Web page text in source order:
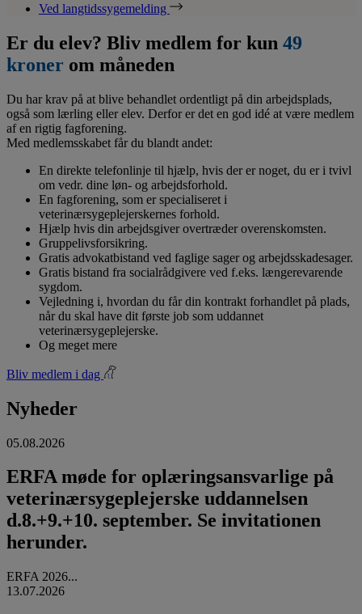
Ved langtidssygemelding
Er du elev? Bliv medlem for kun 49
kroner om måneden
Du har krav på at blive behandlet ordentligt på din arbejdsplads,
også som lærling eller elev. Derfor er det en god idé at være medlem
af en rigtig fagforening.
Med medlemsskabet får du blandt andet:
En direkte telefonlinje til hjælp, hvis der er noget, du er i tvivl
om vedr. dine løn- og arbejdsforhold.
En fagforening, som er specialiseret i
veterinærsygeplejerskernes forhold.
Hjælp hvis din arbejdsgiver overtræder overenskomsten.
Gruppelivsforsikring.
Gratis advokatbistand ved faglige sager og arbejdsskadesager.
Gratis bistand fra socialrådgivere ved f.eks. længerevarende
sygdom.
Vejledning i, hvordan du får din kontrakt forhandlet på plads,
når du skal have dit første job som uddannet
veterinærsygeplejerske.
Og meget mere
Bliv medlem i dag
Nyheder
05.08.2026
ERFA møde for oplæringsansvarlige på
veterinærsygeplejerske uddannelsen
d.8.+9.+10. september. Se invitationen
herunder.
ERFA 2026...
13.07.2026